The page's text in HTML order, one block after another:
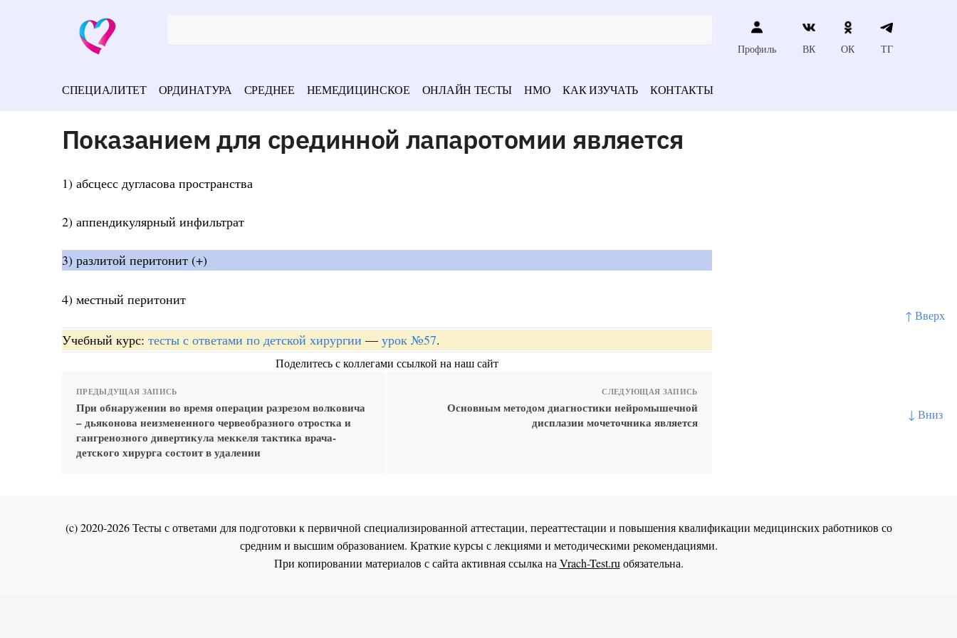
↑ Вверх
↓ Вниз
Профиль ВК ОК ТГ
СПЕЦИАЛИТЕТ ОРДИНАТУРА СРЕДНЕЕ НЕМЕДИЦИНСКОЕ ОНЛАЙН ТЕСТЫ НМО КАК ИЗУЧАТЬ КОНТАКТЫ
Показанием для срединной лапаротомии является
1) абсцесс дугласова пространства
2) аппендикулярный инфильтрат
3) разлитой перитонит (+)
4) местный перитонит
Учебный курс: тесты с ответами по детской хирургии — урок №57.
Поделитесь с коллегами ссылкой на наш сайт
ПРЕДЫДУЩАЯ ЗАПИСЬ
При обнаружении во время операции разрезом волковича
– дьяконова неизмененного червеобразного отростка и
гангренозного дивертикула меккеля тактика врача-
детского хирурга состоит в удалении
СЛЕДУЮЩАЯ ЗАПИСЬ
Основным методом диагностики нейромышечной
дисплазии мочеточника является
(c) 2020-2026 Тесты с ответами для подготовки к первичной специализированной аттестации, переаттестации и повышения квалификации медицинских работников со
средним и высшим образованием. Краткие курсы с лекциями и методическими рекомендациями.
При копировании материалов с сайта активная ссылка наVrach-Test.ruобязательна.